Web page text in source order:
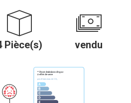
Pièce(s) vendu